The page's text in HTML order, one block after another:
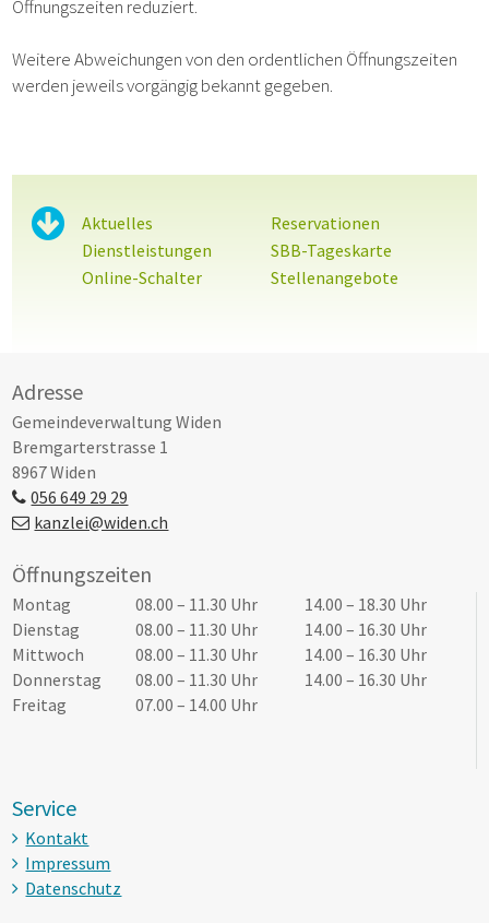
Öffnungszeiten reduziert.
Weitere Abweichungen von den ordentlichen Öffnungszeiten
werden jeweils vorgängig bekannt gegeben.
Sidebar
Aktuelles
Dienstleistungen
Online-Schalter
Reservationen
SBB-Tageskarte
Stellenangebote
Footer
Adresse
Gemeindeverwaltung Widen
Bremgarterstrasse 1
8967 Widen
056 649 29 29
kanzlei@widen.ch
Öffnungszeiten
TagÖffnungszeiten VormittagÖffnungszeiten Nachmittag
Montag 08.00 – 11.30 Uhr
14.00 – 18.30 Uhr
Dienstag
08.00 – 11.30 Uhr
14.00 – 16.30 Uhr
Mittwoch
08.00 – 11.30 Uhr
14.00 – 16.30 Uhr
Donnerstag
08.00 – 11.30 Uhr
14.00 – 16.30 Uhr
Freitag
07.00 – 14.00 Uhr
Service
Kontakt
Impressum
Datenschutz